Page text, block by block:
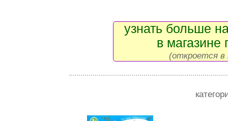
узнать больше
в магазине
(откроется в